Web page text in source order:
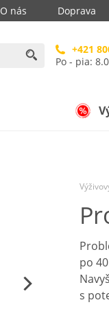
O nás Doprava
+421
Po - pia:
po
s